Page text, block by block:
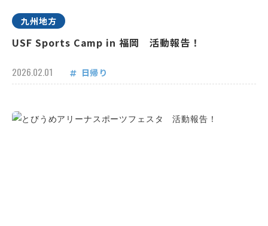
九州地方
USF Sports Camp in 福岡 活動報告！
2026.02.01 日帰り